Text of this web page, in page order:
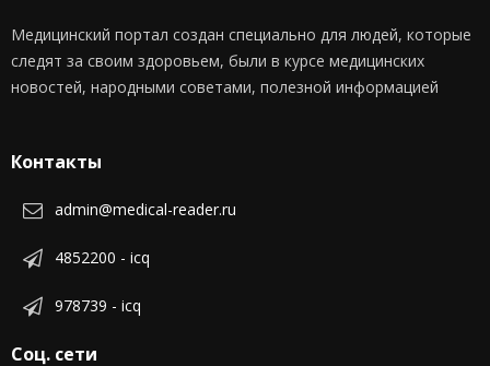
Медицинский портал создан специально для людей, которые
следят за своим здоровьем, были в курсе медицинских
новостей, народными советами, полезной информацией
Контакты
admin@medical-reader.ru
4852200 - icq
978739 - icq
Соц. сети